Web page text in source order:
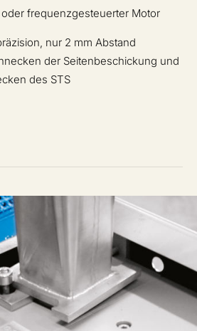
frequenzgesteuerter Motor
nur 2 mm Abstand
der Seitenbeschickung und
des STS